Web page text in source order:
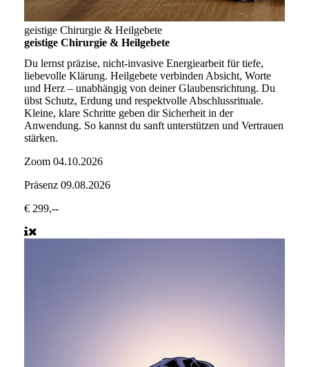
geistige Chirurgie & Heilgebete
geistige Chirurgie & Heilgebete
Du lernst präzise, nicht-invasive Energiearbeit für tiefe,
liebevolle Klärung. Heilgebete verbinden Absicht, Worte
und Herz – unabhängig von deiner Glaubensrichtung. Du
übst Schutz, Erdung und respektvolle Abschlussrituale.
Kleine, klare Schritte geben dir Sicherheit in der
Anwendung. So kannst du sanft unterstützen und Vertrauen
stärken.
Zoom 04.10.2026
Präsenz 09.08.2026
€ 299,--